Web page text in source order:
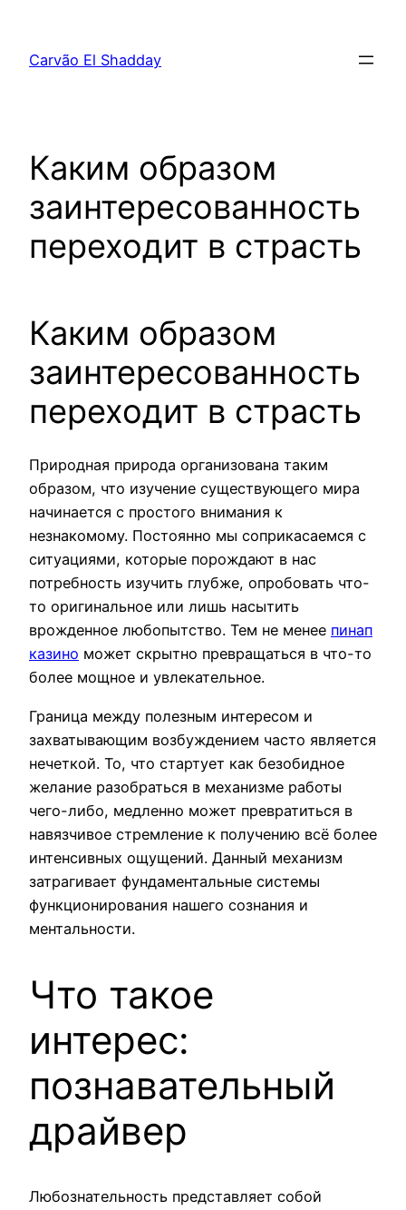
Carvão El Shadday
Каким образом
заинтересованность
переходит в страсть
Каким образом
заинтересованность
переходит в страсть
Природная природа организована таким
образом, что изучение существующего мира
начинается с простого внимания к
незнакомому. Постоянно мы соприкасаемся с
ситуациями, которые порождают в нас
потребность изучить глубже, опробовать что-
то оригинальное или лишь насытить
врожденное любопытство. Тем не менее пинап
казино может скрытно превращаться в что-то
более мощное и увлекательное.
Граница между полезным интересом и
захватывающим возбуждением часто является
нечеткой. То, что стартует как безобидное
желание разобраться в механизме работы
чего-либо, медленно может превратиться в
навязчивое стремление к получению всё более
интенсивных ощущений. Данный механизм
затрагивает фундаментальные системы
функционирования нашего сознания и
ментальности.
Что такое
интерес:
познавательный
драйвер
Любознательность представляет собой